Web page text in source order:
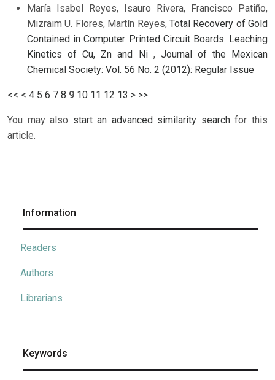
María Isabel Reyes, Isauro Rivera, Francisco Patiño,
Mizraim U. Flores, Martín Reyes, Total Recovery of Gold
Contained in Computer Printed Circuit Boards. Leaching
Kinetics of Cu, Zn and Ni , Journal of the Mexican
Chemical Society: Vol. 56 No. 2 (2012): Regular Issue
<< < 4 5 6 7 8 9 10 11 12 13 > >>
You may also start an advanced similarity searchfor this
article.
Information
Readers
Authors
Librarians
Keywords